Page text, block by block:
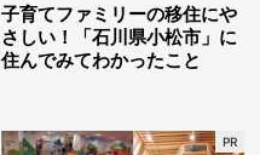
子育てファミリーの移住にや
さしい！「石川県小松市」に
住んでみてわかったこと